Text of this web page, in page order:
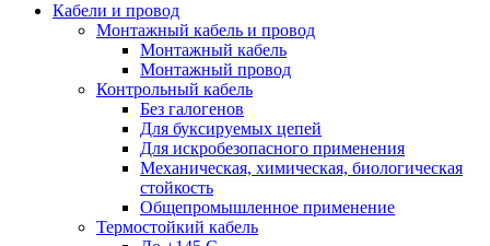
Кабели и провод
Монтажный кабель и провод
Монтажный кабель
Монтажный провод
Контрольный кабель
Без галогенов
Для буксируемых цепей
Для искробезопасного применения
Механическая, химическая, биологическая
стойкость
Общепромышленное применение
Термостойкий кабель